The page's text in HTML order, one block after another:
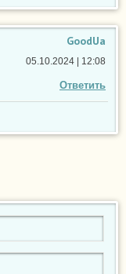
GoodUa
Ответить
05.10.2024 | 12:08